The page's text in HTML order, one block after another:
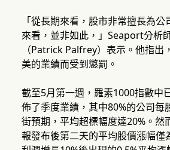
「從長期來看，股市非常擅長為
來看，並非如此，」Seaport分析
（Patrick Palfrey）表示。他指出
美的業績而受到懲罰。
截至5月第一週，羅素1000指數中
佈了季度業績，其中80%的公司每
街預期，平均超標幅度達20%。然
報發布後第二天的平均股價漲幅僅